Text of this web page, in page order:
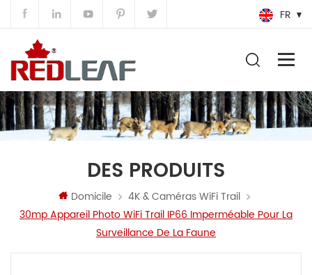
FR
DES PRODUITS
Domicile
4K & Caméras WiFi Trail
30mp Appareil Photo WiFi Trail IP66 Imperméable Pour La
Surveillance De La Faune